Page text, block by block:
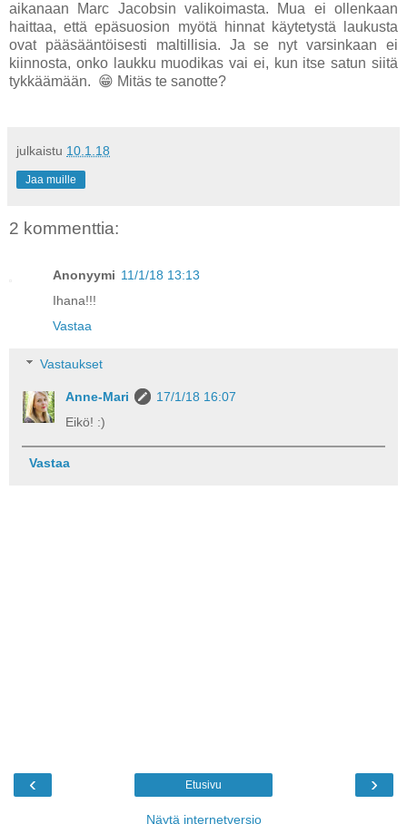
aikanaan Marc Jacobsin valikoimasta. Mua ei ollenkaan
haittaa, että epäsuosion myötä hinnat käytetystä laukusta
ovat pääsääntöisesti maltillisia. Ja se nyt varsinkaan ei
kiinnosta, onko laukku muodikas vai ei, kun itse satun siitä
tykkäämään. 😁 Mitäs te sanotte?
julkaistu 10.1.18
Jaa muille
2 kommenttia:
Anonyymi 11/1/18 13:13
Ihana!!!
Vastaa
Vastaukset
Anne-Mari
17/1/18 16:07
Eikö! :)
Vastaa
‹ ›
Etusivu
Näytä internetversio